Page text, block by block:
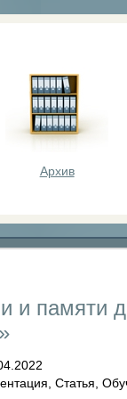
Архив
и памяти
Статья,